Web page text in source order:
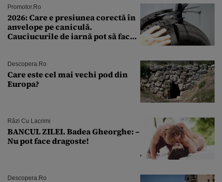
Promotor.ro
2026: Care e presiunea corectă în
anvelope pe caniculă.
Cauciucurile de iarnă pot să facă
Descopera.ro
Care este cel mai vechi pod din
Europa?
Râzi Cu Lacrimi
BANCUL ZILEI. Badea Gheorghe: –
Nu pot face dragoste!
Descopera.ro